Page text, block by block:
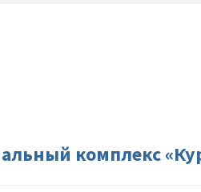
комплекс